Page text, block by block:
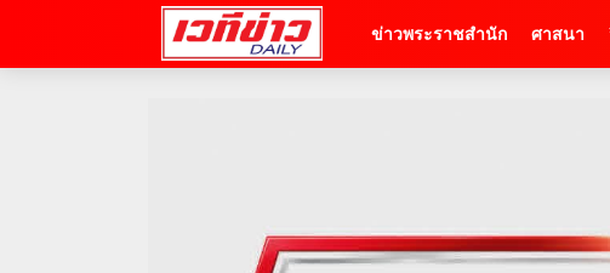
ข่าวพระราชสำนัก ศาสนา